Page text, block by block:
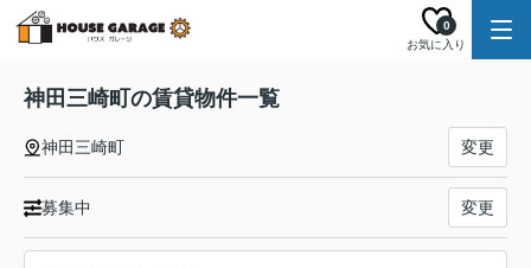
お気に入り
0
神田三崎町の賃貸物件一覧
神田三崎町 変更
募集中 変更